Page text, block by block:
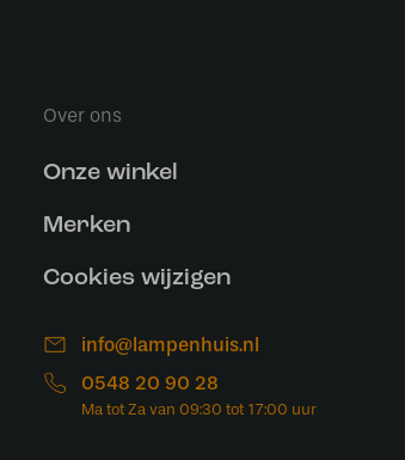
Over ons
Onze winkel
Merken
Cookies wijzigen
info@lampenhuis.nl
0548 20 90 28